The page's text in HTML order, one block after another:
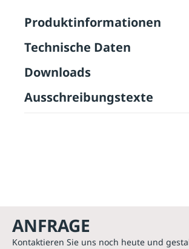
Produktinformationen
Technische Daten
Downloads
Ausschreibungstexte
ANFRAGE
Kontaktieren Sie uns noch heute und